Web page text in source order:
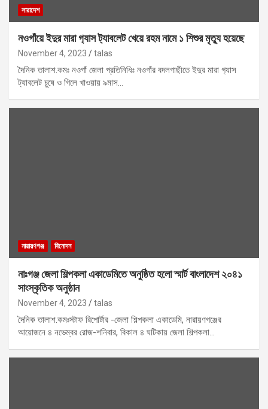
সারাদেশ
নওগাঁয়ে ইদুর মারা গ‍্যাস ট‍্যাবলেট খেয়ে রহম নামে ১ শিশুর মৃত্যু হয়েছে
November 4, 2023 talas
দৈনিক তালাশ.কমঃ নওগাঁ জেলা প্রতিনিধিঃ নওগাঁর বদলগাছীতে ইদুর মারা গ‍্যাস
ট‍্যাবলেট চুষে ও গিলে খাওয়ায় ৯মাস…
নারায়ণগঞ্জ বিনোদন
নাঃগঞ্জ জেলা শিল্পকলা একাডেমিতে অনুষ্ঠিত হলো স্মার্ট বাংলাদেশ ২০৪১
সাংস্কৃতিক অনুষ্ঠান
November 4, 2023 talas
দৈনিক তালাশ.কমঃস্টাফ রিপোর্টার -জেলা শিল্পকলা একাডেমি, নারায়ণগঞ্জের
আয়োজনে ৪ নভেম্বর রোজ-শনিবার, বিকাল ৪ ঘটিকায় জেলা শিল্পকলা…